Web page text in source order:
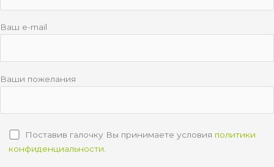
Ваш e-mail
Ваши пожелания
Поставив галочку Вы принимаете условия политики
конфиденциальности.